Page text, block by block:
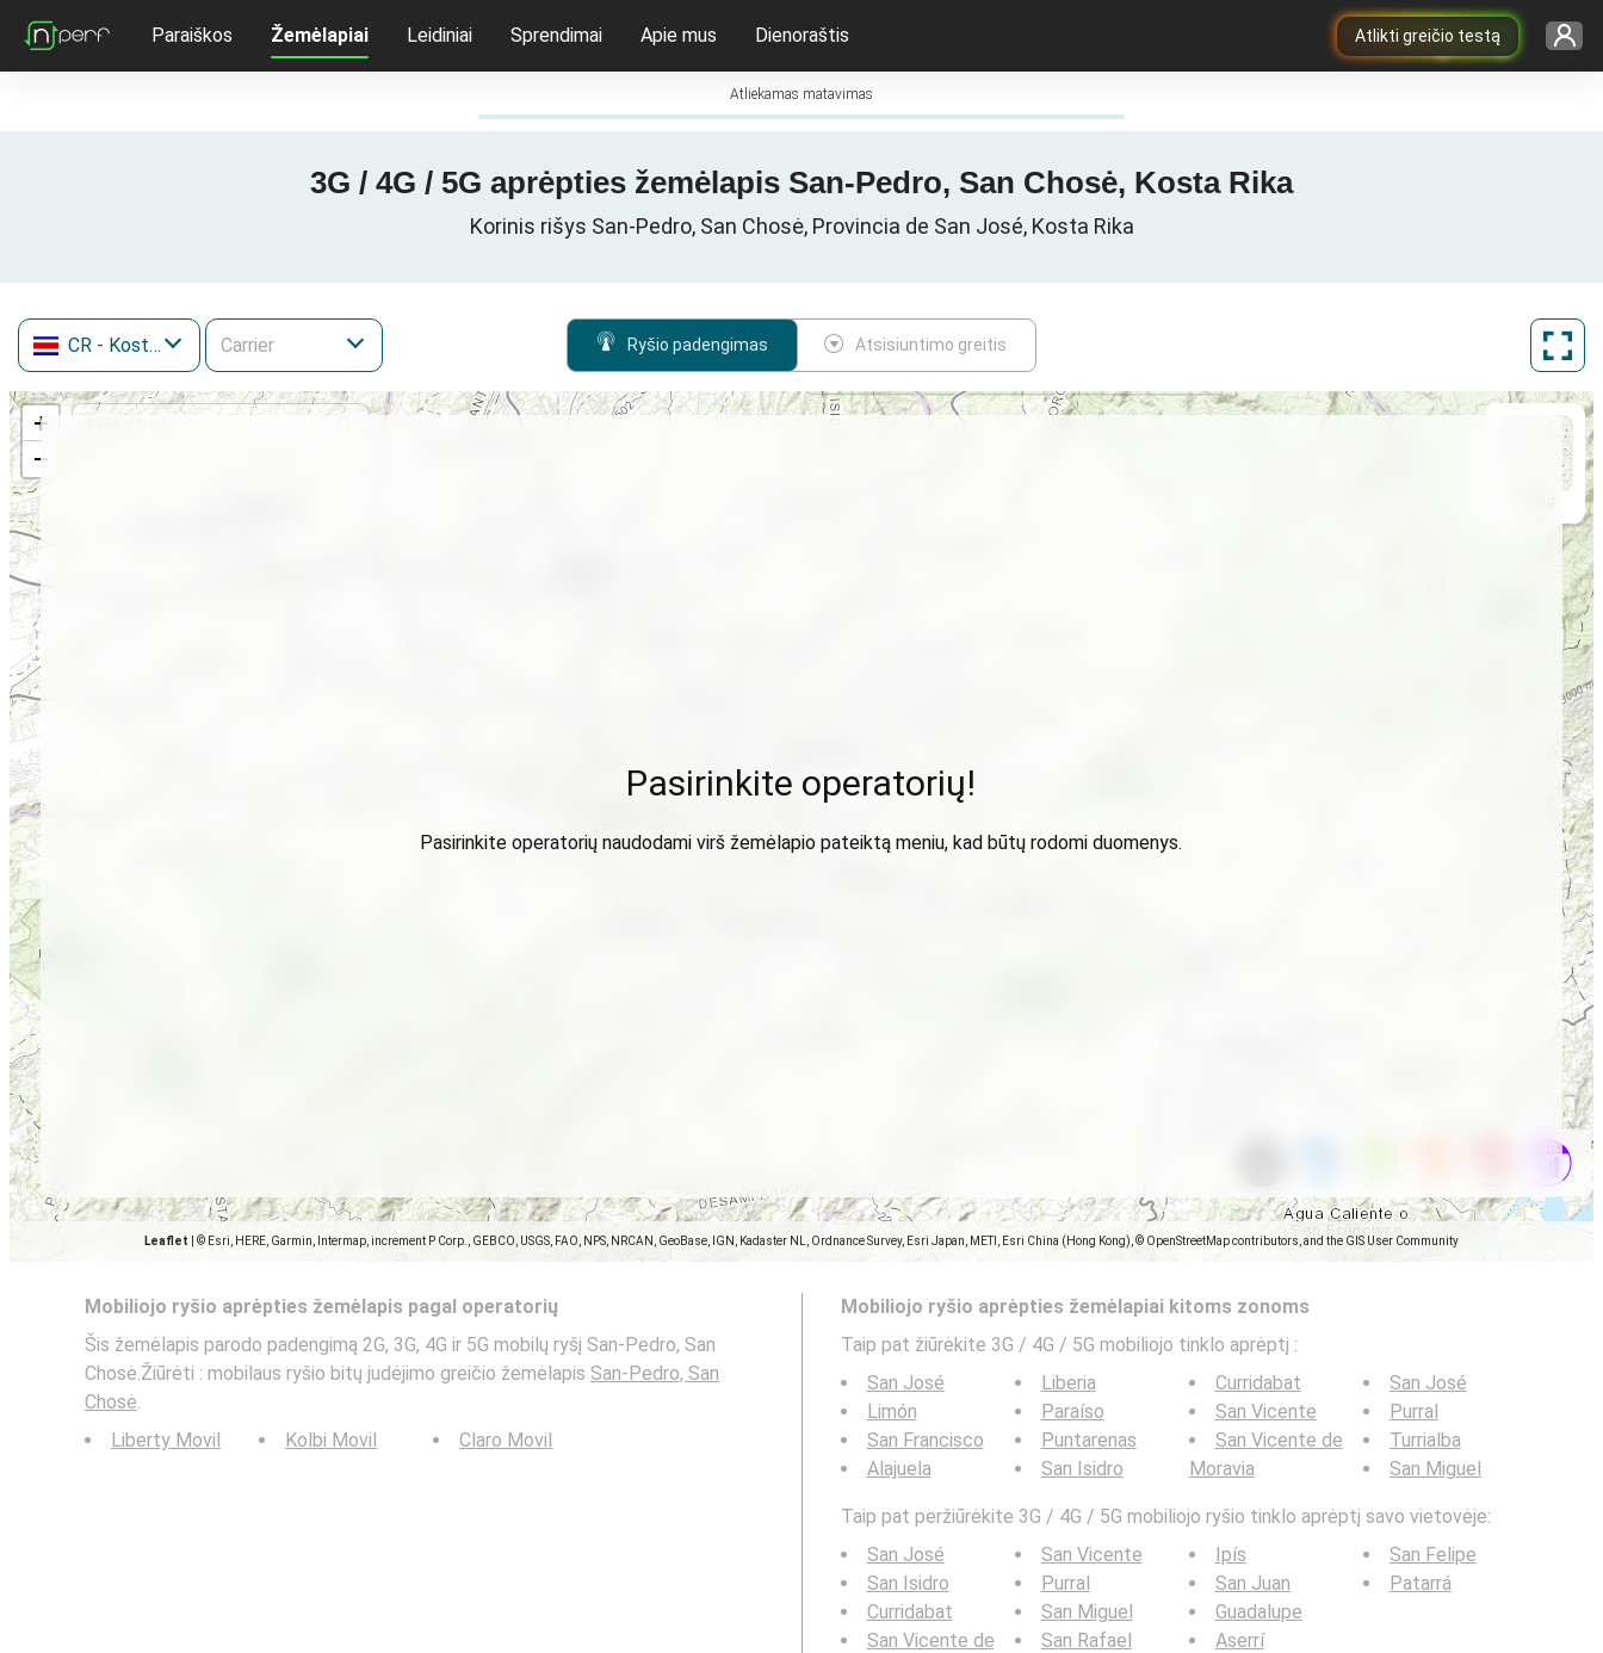
Atlikti greičio testą
Paraiškos Žemėlapiai Leidiniai Sprendimai Apie mus Dienoraštis
Atliekamas matavimas
3G / 4G / 5G aprėpties žemėlapis San-Pedro, San Chosė, Kosta Rika
Korinis rišys San-Pedro, San Chosė, Provincia de San José, Kosta Rika
CR - Kosta Rika Ryšio padengimas Atsisiuntimo greitis
+
−
Leaflet © Esri, HERE, Garmin, Intermap, increment P Corp., GEBCO, USGS, FAO, NPS, NRCAN, GeoBase, IGN, Kadaster NL, Ordnance Survey, Esri Japan, METI, Esri China (Hong Kong), © OpenStreetMap contributors, and the GIS User Community
Pasirinkite operatorių!
Pasirinkite operatorių naudodami virš žemėlapio pateiktą meniu, kad būtų rodomi duomenys.
Mobiliojo ryšio aprėpties žemėlapis pagal operatorių
Šis žemėlapis parodo padengimą 2G, 3G, 4G ir 5G mobilų ryšį San-Pedro, San
Chosė.Žiūrėti : mobilaus ryšio bitų judėjimo greičio žemėlapis San-Pedro, San
Chosė.
Liberty Movil
Kolbi Movil Claro Movil
Mobiliojo ryšio aprėpties žemėlapiai kitoms zonoms
Taip pat žiūrėkite 3G / 4G / 5G mobiliojo tinklo aprėptį :
San José
Limón
San Francisco
Alajuela
Liberia
Paraíso
Puntarenas
San Isidro
Curridabat
San Vicente
San Vicente de
Moravia
San José
Purral
Turrialba
San Miguel
Taip pat peržiūrėkite 3G / 4G / 5G mobiliojo ryšio tinklo aprėptį savo vietovėje:
San José
San Isidro
Curridabat
San Vicente de
San Vicente
Purral
San Miguel
San Rafael
Ipís
San Juan
Guadalupe
Aserrí
San Felipe
Patarrá